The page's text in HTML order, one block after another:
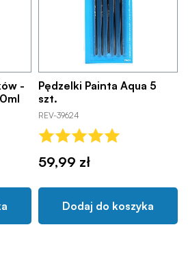
-
Pędzelki Painta Aqua 5
szt.
REV-39624
59,99 zł
Dodaj do koszyka